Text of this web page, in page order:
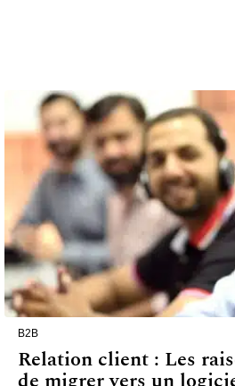
B2B
Relation client : Les